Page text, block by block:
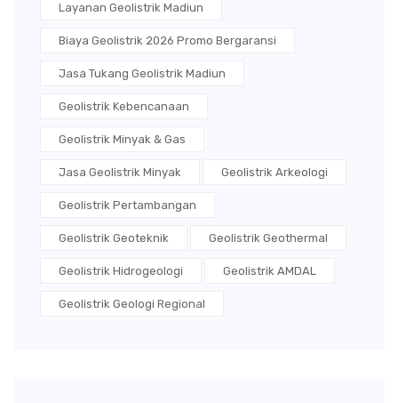
Layanan Geolistrik Madiun
Biaya Geolistrik 2026 Promo Bergaransi
Jasa Tukang Geolistrik Madiun
Geolistrik Kebencanaan
Geolistrik Minyak & Gas
Jasa Geolistrik Minyak Geolistrik Arkeologi
Geolistrik Pertambangan
Geolistrik Geoteknik Geolistrik Geothermal
Geolistrik Hidrogeologi Geolistrik AMDAL
Geolistrik Geologi Regional